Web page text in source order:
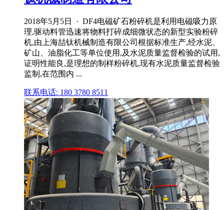
2018年5月5日 · DF4电磁矿石粉碎机是利用电磁吸力原
理,驱动料管迅速将物料打碎成细微状态的新型实验粉碎
机,由上海喆钛机械制造有限公司根据标准生产,经水泥、
矿山、油脂化工等单位使用,及水泥质量监督检验的试用,
证明性能良,是理想的制样粉碎机,现有水泥质量监督检验
监制,在范围内 ...
联系电话: 180 3780 8511